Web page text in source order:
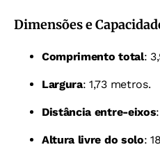
Dimensões e
Comprimento total:
Largura: 1,73 metros.
Distância entre-eixos
Altura livre do solo: